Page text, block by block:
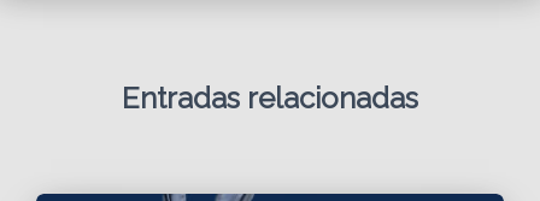
Entradas relacionadas